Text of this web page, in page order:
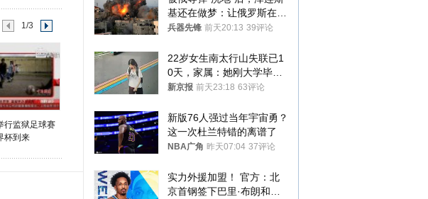
1/3
行监狱足球赛
杯到来
基还在做梦：让俄罗斯在冬
季前求和？
兵器先锋 前天20:13 39评论
22岁女生南太行山失联已1
0天，家属：她刚大学毕业
想到山里旅行
新京报 前天23:18 63评论
新版76人强过当年宇宙勇？
这一次杜兰特错的离谱了
NBA广角 昨天07:04 37评论
实力外援加盟！ 官方：北
京首钢签下巴里·布朗和桑